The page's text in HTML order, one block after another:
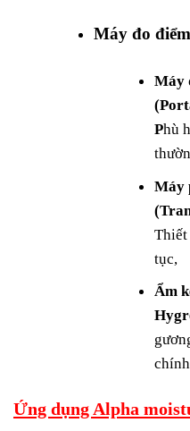
Máy đo
Máy
Phù
Máy
tục,
Ẩm
Ứng dụng Alpha